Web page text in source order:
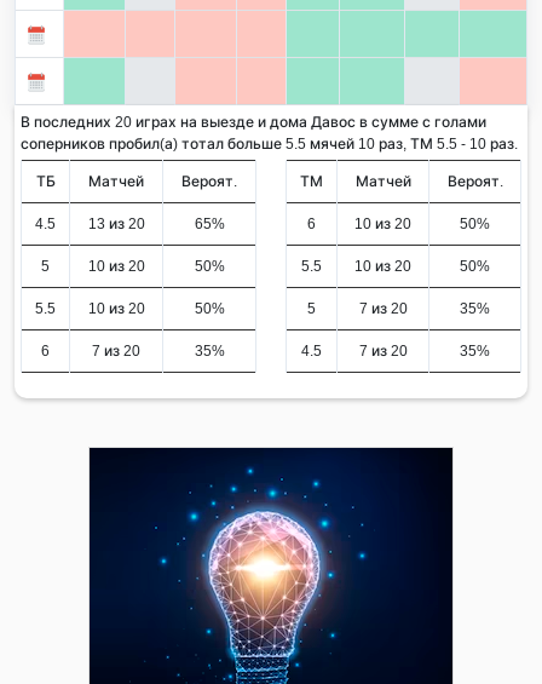
В последних 20 играх на выезде и дома Давос в сумме с голами
соперников пробил(а) тотал больше 5.5 мячей 10 раз, ТМ 5.5 - 10 раз.
ТБ Матчей Вероят.
4.5 13 из 20 65%
5 10 из 20 50%
5.5 10 из 20 50%
6 7 из 20 35%
ТМ Матчей Вероят.
6 10 из 20 50%
5.5 10 из 20 50%
5 7 из 20 35%
4.5 7 из 20 35%